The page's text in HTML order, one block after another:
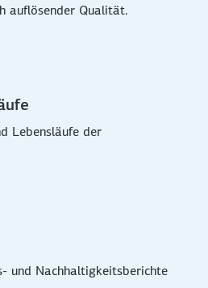
auflösender Qualität.
Lebensläufe der
und Nachhaltigkeitsberichte